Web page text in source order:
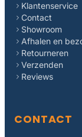
Klantenservice
Contact
Showroom
Afhalen en
Retourneren
Verzenden
Reviews
CONTACT